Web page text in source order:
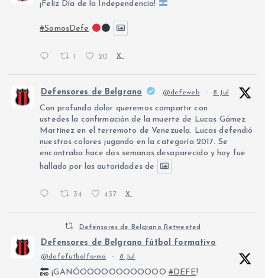
¡Feliz Día de la Independencia!
#SomosDefe
1 20 X
Defensores de Belgrano @defeweb · 8 Jul
Con profundo dolor queremos compartir con
ustedes la confirmación de la muerte de Lucas Gámez
Martínez en el terremoto de Venezuela. Lucas defendió
nuestros colores jugando en la categoría 2017. Se
encontraba hace dos semanas desaparecido y hoy fue
hallado por las autoridades de
34 437 X
Defensores de Belgrano Retweeted
Defensores de Belgrano fútbol formativo
@defefutbolforma · 8 Jul
¡GANÓOOOOOOOOOOOO #DEFE!